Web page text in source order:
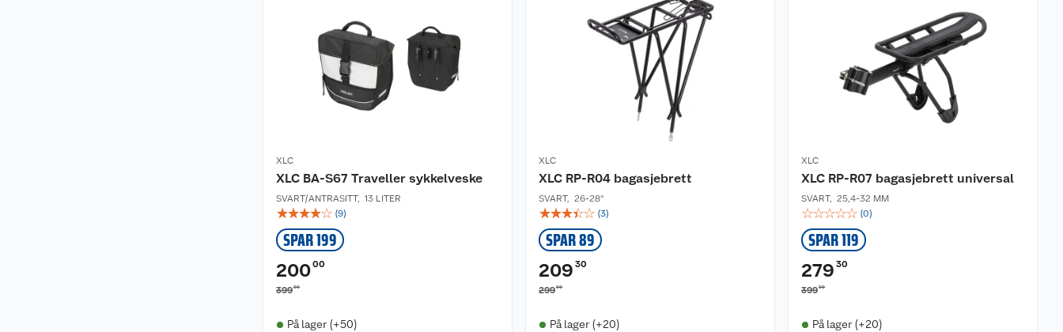
XLC
XLC BA-S67 Traveller sykkelveske
SVART/ANTRASITT, 13 LITER
☆☆☆☆☆ (9)
SPAR 199
20000
39900
På lager (+50)
XLC
XLC RP-R04 bagasjebrett
SVART, 26-28''
☆☆☆☆☆ (3)
SPAR 89
209 30
29900
På lager (+20)
XLC
XLC RP-R07 bagasjebrett universal
SVART, 25,4-32 MM
☆☆☆☆☆ (0)
SPAR 119
279 30
39900
På lager (+20)